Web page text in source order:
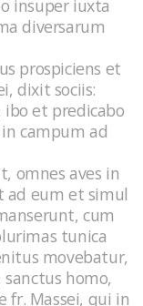
insuper iuxta
diversarum
prospiciens et
dixit sociis:
ibo et predicabo
campum ad
omnes aves in
ad eum et simul
cum
tunica
movebatur,
homo,
fr. Massei, qui in